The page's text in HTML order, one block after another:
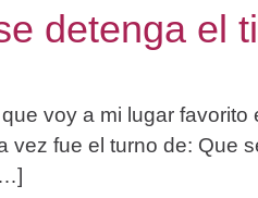
detenga el
voy a mi lugar
vez fue el turno de: